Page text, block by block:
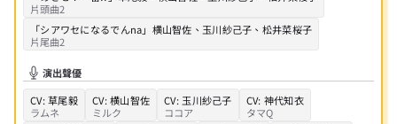
片頭曲2
「シアワセになるでんna」 横山智佐 、 玉川紗己子 、 松井菜桜子
片尾曲2
演出聲優
CV: 草尾毅
ラムネ
CV: 横山智佐
ミルク
CV: 玉川紗己子
ココア
CV: 神代知衣
タマQ